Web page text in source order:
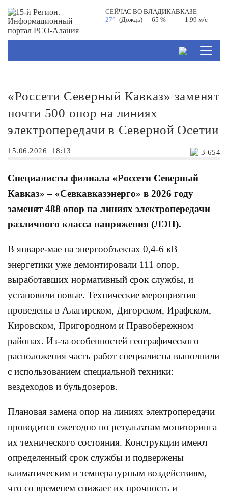
СЕЙЧАС ВОВЛАДИКАВКАЗЕ
27° (Дождь) 65 % 1.99 м/с
«Россети Северный Кавказ» заменят
почти 500 опор на линиях
электропередачи в Северной Осетии
15.06.2026 18:13 3 654
Специалисты филиала «Россети Северный
Кавказ» – «Севкавказэнерго» в 2026 году
заменят 488 опор на линиях электропередачи
различного класса напряжения (ЛЭП).
В январе-мае на энергообъектах 0,4-6 кВ
энергетики уже демонтировали 111 опор,
выработавших нормативный срок службы, и
установили новые. Технические мероприятия
проведены в Алагирском, Дигорском, Ирафском,
Кировском, Пригородном и Правобережном
районах. Из-за особенностей географического
расположения часть работ специалисты выполнили
с использованием специальной техники:
вездеходов и бульдозеров.
Плановая замена опор на линиях электропередачи
проводится ежегодно по результатам мониторинга
их технического состояния. Конструкции имеют
определенный срок службы и подвержены
климатическим и температурным воздействиям,
что со временем снижает их прочность и